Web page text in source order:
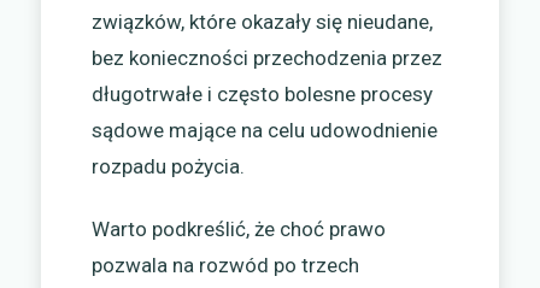
związków, które okazały się nieudane,
bez konieczności przechodzenia przez
długotrwałe i często bolesne procesy
sądowe mające na celu udowodnienie
rozpadu pożycia.
Warto podkreślić, że choć prawo
pozwala na rozwód po trzech